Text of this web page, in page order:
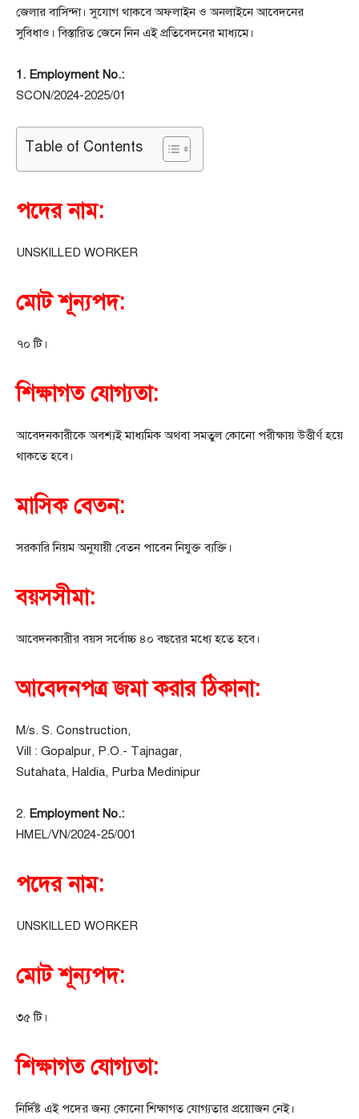
জেলার বাসিন্দা। সুযোগ থাকবে অফলাইন ও অনলাইনে আবেদনের
সুবিধাও। বিস্তারিত জেনে নিন এই প্রতিবেদনের মাধ্যমে।
1. Employment No.:
SCON/2024-2025/01
Table of Contents
পদের নাম:
UNSKILLED WORKER
মোট শূন্যপদ:
৭০ টি।
শিক্ষাগত যোগ্যতা:
আবেদনকারীকে অবশ্যই মাধ্যমিক অথবা সমতুল কোনো পরীক্ষায় উত্তীর্ণ হয়ে
থাকতে হবে।
মাসিক বেতন:
সরকারি নিয়ম অনুযায়ী বেতন পাবেন নিযুক্ত ব্যক্তি।
বয়সসীমা:
আবেদনকারীর বয়স সর্বোচ্চ ৪০ বছরের মধ্যে হতে হবে।
আবেদনপত্র জমা করার ঠিকানা:
M/s. S. Construction,
Vill : Gopalpur, P.O.- Tajnagar,
Sutahata, Haldia, Purba Medinipur
2. Employment No.:
HMEL/VN/2024-25/001
পদের নাম:
UNSKILLED WORKER
মোট শূন্যপদ:
৩৫ টি।
শিক্ষাগত যোগ্যতা:
নির্দিষ্ট এই পদের জন্য কোনো শিক্ষাগত যোগ্যতার প্রয়োজন নেই।